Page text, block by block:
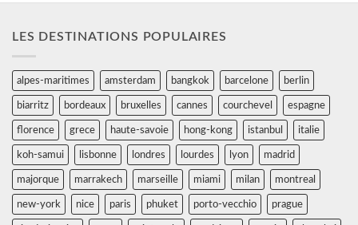
LES DESTINATIONS POPULAIRES
alpes-maritimes amsterdam bangkok barcelone berlin
biarritz bordeaux bruxelles cannes courchevel espagne
florence grece haute-savoie hong-kong istanbul italie
koh-samui lisbonne londres lourdes lyon madrid
majorque marrakech marseille miami milan montreal
new-york nice paris phuket porto-vecchio prague